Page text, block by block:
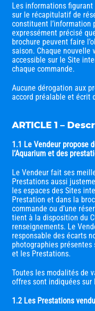
Les informations
sur le récapitulatif de
constituent l’information
expressément précisé
brochure peuvent faire
saison. Chaque nouvelle
accessible sur le Site
chaque commande.
Aucune dérogation aux
accord préalable et écrit
ARTICLE 1 –
1.1 Le Vendeur propose
l’Aquarium et des
Le Vendeur fait ses
Prestations aussi
les espaces des Sites
Prestation et dans la
commande ou d’une
tient à la disposition du
renseignements. Le
responsable des écarts
photographies
et les Prestations.
Toutes les modalités de
offres sont indiquées sur
1.2 Les Prestations